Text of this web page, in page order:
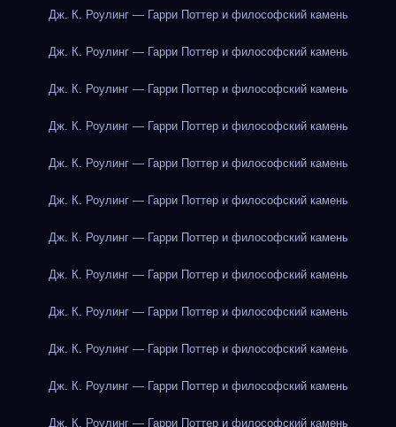
Дж. К. Роулинг — Гарри Поттер и философский камень
Дж. К. Роулинг — Гарри Поттер и философский камень
Дж. К. Роулинг — Гарри Поттер и философский камень
Дж. К. Роулинг — Гарри Поттер и философский камень
Дж. К. Роулинг — Гарри Поттер и философский камень
Дж. К. Роулинг — Гарри Поттер и философский камень
Дж. К. Роулинг — Гарри Поттер и философский камень
Дж. К. Роулинг — Гарри Поттер и философский камень
Дж. К. Роулинг — Гарри Поттер и философский камень
Дж. К. Роулинг — Гарри Поттер и философский камень
Дж. К. Роулинг — Гарри Поттер и философский камень
Дж. К. Роулинг — Гарри Поттер и философский камень